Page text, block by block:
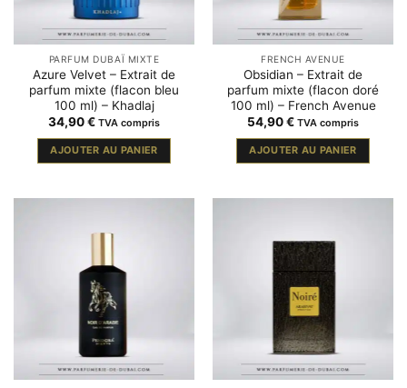
PARFUM DUBAÏ MIXTE
Azure Velvet – Extrait de
parfum mixte (flacon bleu
100 ml) – Khadlaj
34,90€ TVA compris
AJOUTER AU PANIER
FRENCH AVENUE
Obsidian – Extrait de
parfum mixte (flacon doré
100 ml) – French Avenue
54,90€ TVA compris
AJOUTER AU PANIER